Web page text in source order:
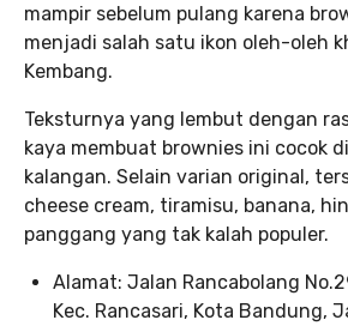
mampir sebelum pulang karena
menjadi salah satu ikon oleh-oleh
Kembang.
Teksturnya yang lembut dengan
kaya membuat brownies ini cocok
kalangan. Selain varian original,
cheese cream, tiramisu, banana,
panggang yang tak kalah populer.
Alamat: Jalan Rancabolang
Kec. Rancasari, Kota Bandung,